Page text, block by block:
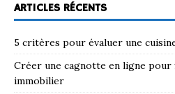
ARTICLES RÉCENTS
5 critères pour évaluer une
Créer une cagnotte en ligne
immobilier